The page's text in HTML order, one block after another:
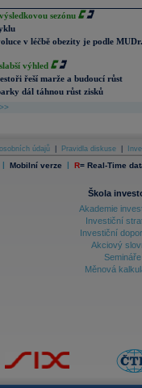
sezónu
v léčbě obezity je podle MUDr.
výhled
řeší marže a budoucí růst
dál táhnou růst zisků
>>
údajů Pravidla diskuse
| Mobilní verze | R= Real-Time
Škola
Akademie
Investiční
Investiční
Akciový
Semináře
Měnová